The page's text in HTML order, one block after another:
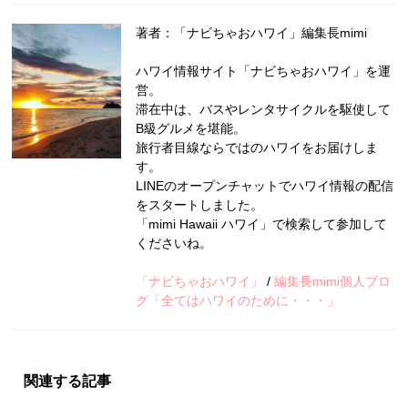
著者：「ナビちゃおハワイ」編集長mimi
ハワイ情報サイト「ナビちゃおハワイ」を運
営。
滞在中は、バスやレンタサイクルを駆使して
B級グルメを堪能。
旅行者目線ならではのハワイをお届けしま
す。
LINEのオープンチャットでハワイ情報の配信
をスタートしました。
「mimi Hawaii ハワイ」で検索して参加して
くださいね。
「ナビちゃおハワイ」 /編集長mimi個人ブロ
グ「全てはハワイのために・・・」
関連する記事